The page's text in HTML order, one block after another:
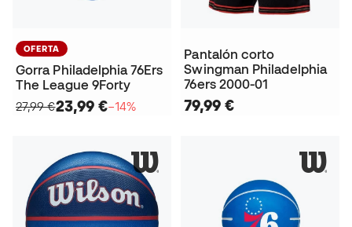
OFERTA
Gorra Philadelphia 76Ers
The League 9Forty
27,99 €23,99 €−14%
Pantalón corto
Swingman Philadelphia
76ers 2000-01
79,99 €